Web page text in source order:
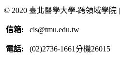
© 2020 臺北醫學大學-跨領域學院 |
信箱: cis@tmu.edu.tw
電話: (02)2736-1661分機26015